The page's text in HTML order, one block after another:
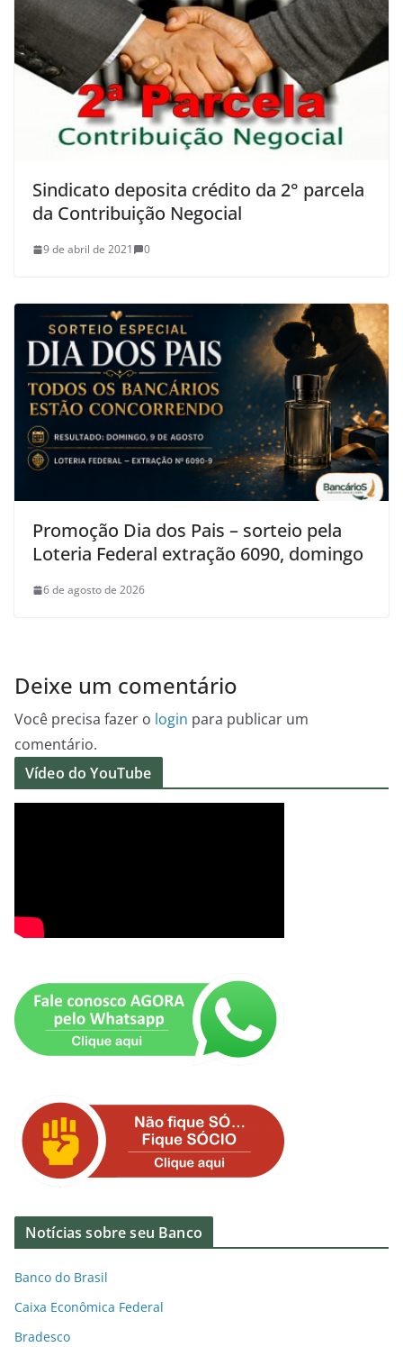
Sindicato deposita crédito da 2° parcela
da Contribuição Negocial
9 de abril de 2021 0
Promoção Dia dos Pais – sorteio pela
Loteria Federal extração 6090, domingo
6 de agosto de 2026
Deixe um comentário
Você precisa fazer o login para publicar um
comentário.
Vídeo do YouTube
Notícias sobre seu Banco
Banco do Brasil
Caixa Econômica Federal
Bradesco